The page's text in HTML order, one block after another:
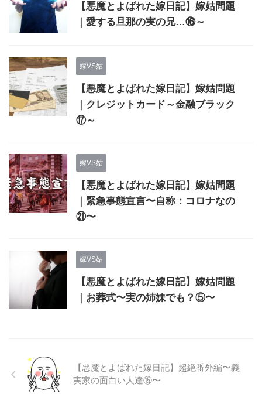
【悪魔とよばれた嫁日記】嫁姑問題
｜愛する旦那の実の兄…⑯～
嫁VS姑
【悪魔とよばれた嫁日記】嫁姑問題
｜クレジットカード～金融ブラック
⑰～
嫁VS姑
【悪魔とよばれた嫁日記】嫁姑問題
｜緊急事態宣言〜自称：コロナなの
㉑〜
嫁VS姑
【悪魔とよばれた嫁日記】嫁姑問題
｜お葬式〜実の姉妹でも？⑤〜
【悪魔とよばれた嫁日記】超絶番外編〜義
実家の面白い人達⑮〜